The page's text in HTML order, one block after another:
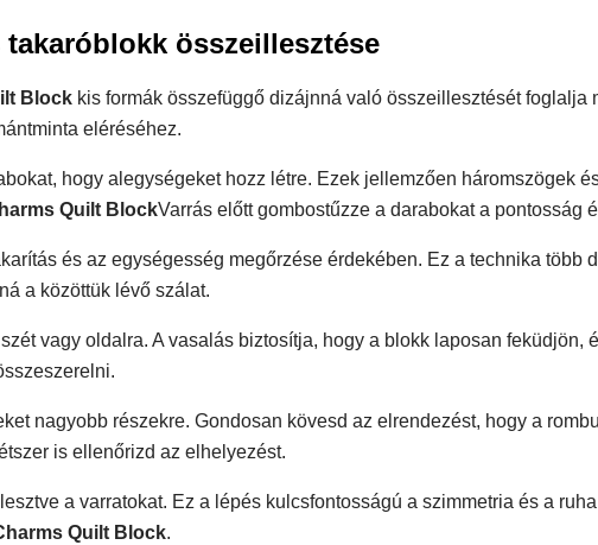
takaróblokk összeillesztése
Block kis formák összefüggő dizájnná való összeillesztését foglalja
eléréséhez.
hogy alegységeket hozz létre. Ezek jellemzően háromszögek
Quilt BlockVarrás előtt gombostűzze a darabokat a pontosság
és az egységesség megőrzése érdekében. Ez a technika több
a közöttük lévő szálat.
vagy oldalra. A vasalás biztosítja, hogy a blokk laposan feküdjön,
nagyobb részekre. Gondosan kövesd az elrendezést, hogy a
is ellenőrizd az elhelyezést.
a varratokat. Ez a lépés kulcsfontosságú a szimmetria és a
Quilt Block.